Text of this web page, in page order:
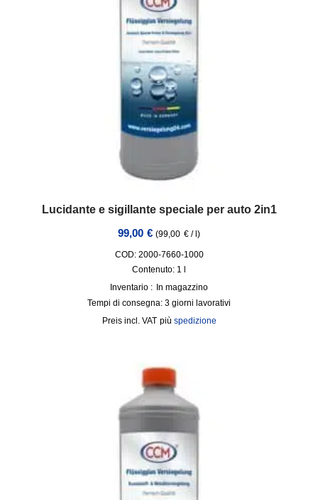
Lucidante e sigillante speciale per auto 2in1
99,00 € (99,00 € / )
COD: 2000-7660-1000
Contenuto: 1 l
Inventario : In magazzino
Tempi di consegna: 3 giorni lavorativi
incl. VAT più spedizione